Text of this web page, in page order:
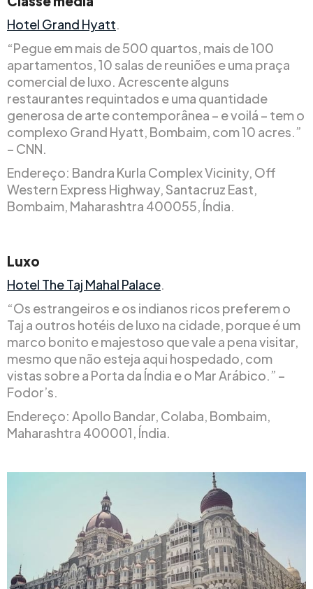
Hotel Grand Hyatt.
“Pegue em mais de 500 quartos, mais de 100
apartamentos, 10 salas de reuniões e uma praça
comercial de luxo. Acrescente alguns
restaurantes requintados e uma quantidade
generosa de arte contemporânea – e voilá – tem o
complexo Grand Hyatt, Bombaim, com 10 acres.”
– CNN.
Endereço: Bandra Kurla Complex Vicinity, Off
Western Express Highway, Santacruz East,
Bombaim, Maharashtra 400055, Índia.
Luxo
Hotel The Taj Mahal Palace.
“Os estrangeiros e os indianos ricos preferem o
Taj a outros hotéis de luxo na cidade, porque é um
marco bonito e majestoso que vale a pena visitar,
mesmo que não esteja aqui hospedado, com
vistas sobre a Porta da Índia e o Mar Arábico.” –
Fodor’s.
Endereço: Apollo Bandar, Colaba, Bombaim,
Maharashtra 400001, Índia.